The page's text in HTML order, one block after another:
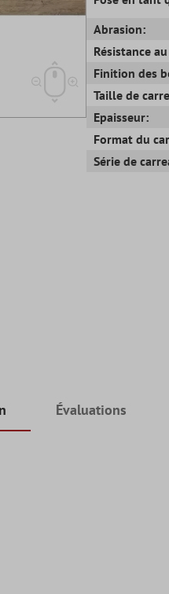
Abrasion:
Résistance
Finition des
Taille de
Epaisseur:
Format du
Série de
Évaluations